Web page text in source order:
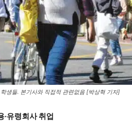
생들. 본기사와 직접적 관련없음 [박상혁 기자]
·유령회사 취업